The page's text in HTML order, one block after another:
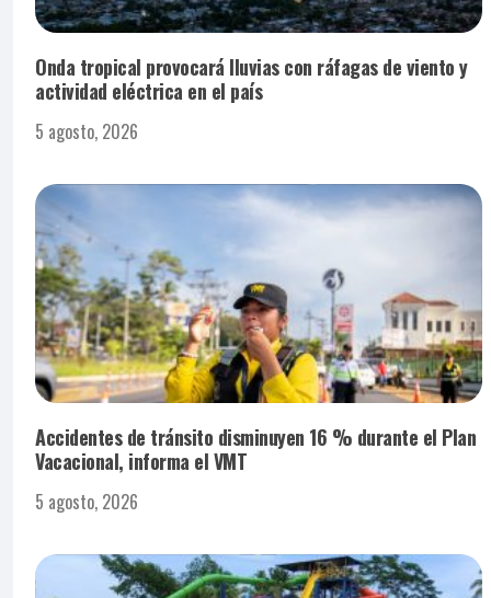
Onda tropical provocará lluvias con ráfagas de viento y
actividad eléctrica en el país
5 agosto, 2026
Accidentes de tránsito disminuyen 16 % durante el Plan
Vacacional, informa el VMT
5 agosto, 2026